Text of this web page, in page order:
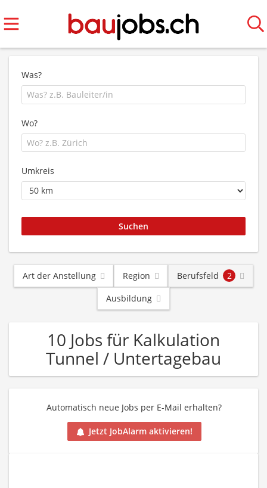
Was?
Wo?
Umkreis
Art der Anstellung Region Berufsfeld
2
Ausbildung
10 Jobs für Kalkulation
Tunnel / Untertagebau
Automatisch neue Jobs per E-Mail erhalten?
Jetzt JobAlarm aktivieren!